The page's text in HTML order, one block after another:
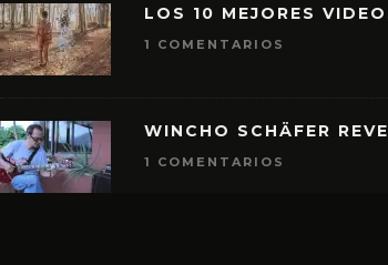
LOS 10 MEJORES
1 COMENTARIOS
WINCHO SCHÄFER
1 COMENTARIOS